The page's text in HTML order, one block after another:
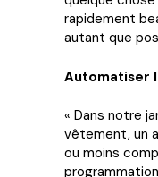
rapidement
autant que
Automatiser
« Dans notre
vêtement, un
ou moins